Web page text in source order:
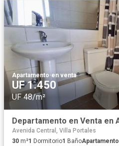
Apartamento·en venta
UF 1.450
UF 48/m²
Avenida Central, Villa Portales
30 m²1 Dormitorio1 BañoApartamento